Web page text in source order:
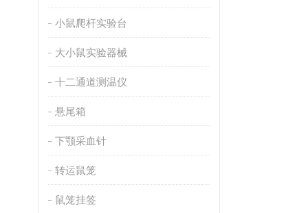
小鼠爬杆实验台
大小鼠实验器械
十二通道测温仪
悬尾箱
下颚采血针
转运鼠笼
鼠笼挂签